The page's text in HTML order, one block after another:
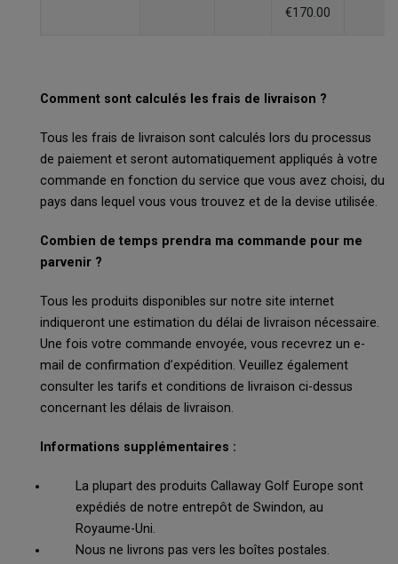
€170.00
Comment sont calculés les frais de livraison ?
Tous les frais de livraison sont calculés lors du processus
de paiement et seront automatiquement appliqués à votre
commande en fonction du service que vous avez choisi, du
pays dans lequel vous vous trouvez et de la devise utilisée.
Combien de temps prendra ma commande pour me
parvenir ?
Tous les produits disponibles sur notre site internet
indiqueront une estimation du délai de livraison nécessaire.
Une fois votre commande envoyée, vous recevrez un e-
mail de confirmation d’expédition. Veuillez également
consulter les tarifs et conditions de livraison ci-dessus
concernant les délais de livraison.
Informations supplémentaires :
La plupart des produits Callaway Golf Europe sont
expédiés de notre entrepôt de Swindon, au
Royaume-Uni.
Nous ne livrons pas vers les boîtes postales.